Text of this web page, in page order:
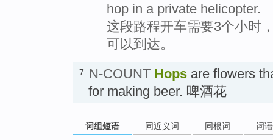
hop in a private helicopter.
这段路程开车需要3个小时
可以到达。
7. N-COUNT Hops are flowers
for making beer. 啤酒花
词组短语 同近义词 同根词 词